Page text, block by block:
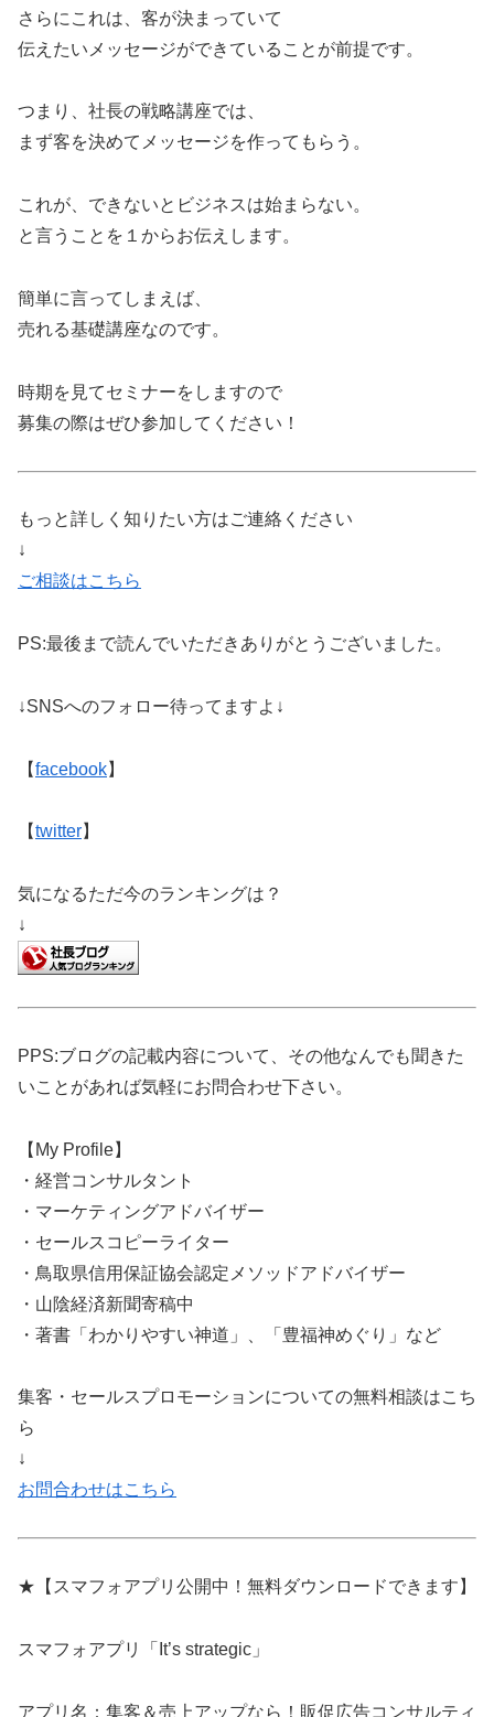
さらにこれは、客が決まっていて
伝えたいメッセージができていることが前提です。
つまり、社長の戦略講座では、
まず客を決めてメッセージを作ってもらう。
これが、できないとビジネスは始まらない。
と言うことを１からお伝えします。
簡単に言ってしまえば、
売れる基礎講座なのです。
時期を見てセミナーをしますので
募集の際はぜひ参加してください！
もっと詳しく知りたい方はご連絡ください
↓
ご相談はこちら
PS:最後まで読んでいただきありがとうございました。
↓SNSへのフォロー待ってますよ↓
【facebook】
【twitter】
気になるただ今のランキングは？
↓
PPS:ブログの記載内容について、その他なんでも聞きた
いことがあれば気軽にお問合わせ下さい。
【My Profile】
・経営コンサルタント
・マーケティングアドバイザー
・セールスコピーライター
・鳥取県信用保証協会認定メソッドアドバイザー
・山陰経済新聞寄稿中
・著書「わかりやすい神道」、「豊福神めぐり」など
集客・セールスプロモーションについての無料相談はこち
ら
↓
お問合わせはこちら
★【スマフォアプリ公開中！無料ダウンロードできます】
スマフォアプリ「It’s strategic」
アプリ名：集客＆売上アップなら！販促広告コンサルティ